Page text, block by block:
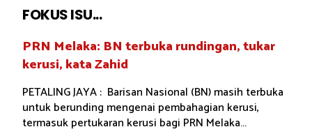
FOKUS ISU...
PRN Melaka: BN terbuka rundingan, tukar
kerusi, kata Zahid
PETALING JAYA : Barisan Nasional (BN) masih terbuka
untuk berunding mengenai pembahagian kerusi,
termasuk pertukaran kerusi bagi PRN Melaka...